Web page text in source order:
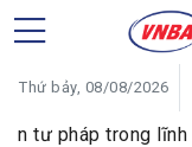
Thứ bảy, 08/08/2026
tư pháp trong lĩnh